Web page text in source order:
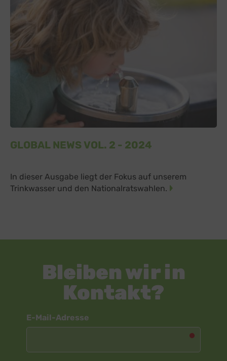
GLOBAL NEWS VOL. 2 - 2024
In dieser Ausgabe liegt der Fokus auf unserem
Trinkwasser und den Nationalratswahlen.
Bleiben wir in
Kontakt?
E-Mail-Adresse